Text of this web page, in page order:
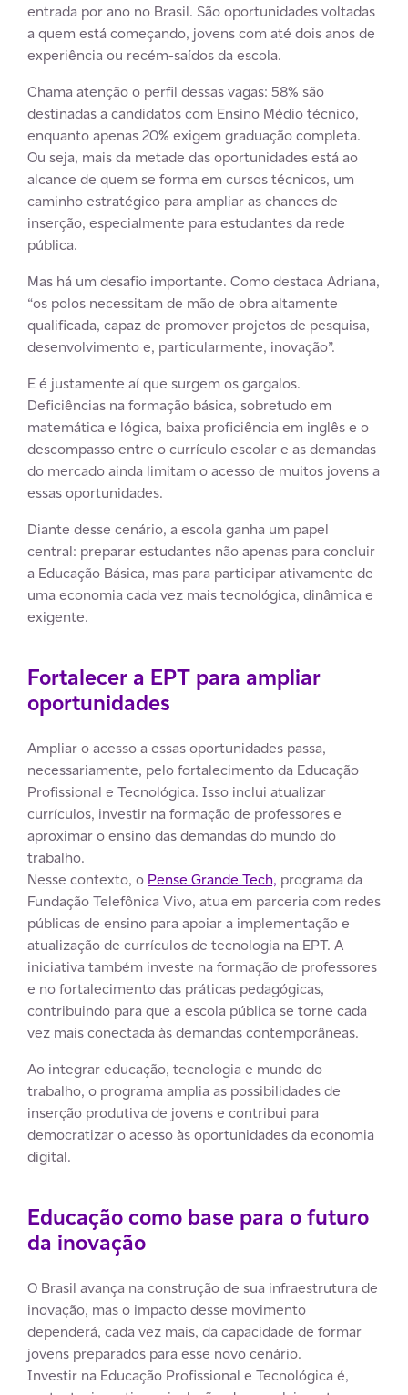
entrada por ano no Brasil. São oportunidades voltadas
a quem está começando, jovens com até dois anos de
experiência ou recém-saídos da escola.
Chama atenção o perfil dessas vagas: 58% são
destinadas a candidatos com Ensino Médio técnico,
enquanto apenas 20% exigem graduação completa.
Ou seja, mais da metade das oportunidades está ao
alcance de quem se forma em cursos técnicos, um
caminho estratégico para ampliar as chances de
inserção, especialmente para estudantes da rede
pública.
Mas há um desafio importante. Como destaca Adriana,
“os polos necessitam de mão de obra altamente
qualificada, capaz de promover projetos de pesquisa,
desenvolvimento e, particularmente, inovação”.
E é justamente aí que surgem os gargalos.
Deficiências na formação básica, sobretudo em
matemática e lógica, baixa proficiência em inglês e o
descompasso entre o currículo escolar e as demandas
do mercado ainda limitam o acesso de muitos jovens a
essas oportunidades.
Diante desse cenário, a escola ganha um papel
central: preparar estudantes não apenas para concluir
a Educação Básica, mas para participar ativamente de
uma economia cada vez mais tecnológica, dinâmica e
exigente.
Fortalecer a EPT para ampliar
oportunidades
Ampliar o acesso a essas oportunidades passa,
necessariamente, pelo fortalecimento da Educação
Profissional e Tecnológica. Isso inclui atualizar
currículos, investir na formação de professores e
aproximar o ensino das demandas do mundo do
trabalho.
Nesse contexto, o Pense Grande Tech, programa da
Fundação Telefônica Vivo, atua em parceria com redes
públicas de ensino para apoiar a implementação e
atualização de currículos de tecnologia na EPT. A
iniciativa também investe na formação de professores
e no fortalecimento das práticas pedagógicas,
contribuindo para que a escola pública se torne cada
vez mais conectada às demandas contemporâneas.
Ao integrar educação, tecnologia e mundo do
trabalho, o programa amplia as possibilidades de
inserção produtiva de jovens e contribui para
democratizar o acesso às oportunidades da economia
digital.
Educação como base para o futuro
da inovação
O Brasil avança na construção de sua infraestrutura de
inovação, mas o impacto desse movimento
dependerá, cada vez mais, da capacidade de formar
jovens preparados para esse novo cenário.
Investir na Educação Profissional e Tecnológica é,